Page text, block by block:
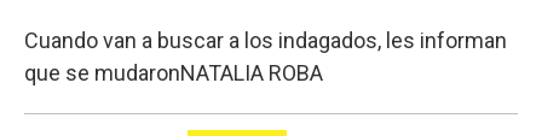
Cuando van a buscar a los indagados, les informan
que se mudaronNATALIA ROBA